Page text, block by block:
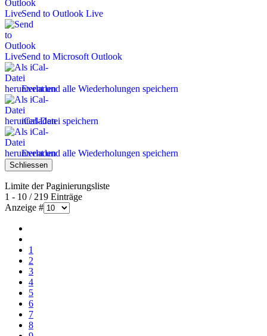
Send to Outlook Live
Send to Microsoft Outlook
Event und alle Wiederholungen speichern
iCal-Datei speichern
Event und alle Wiederholungen speichern
Schliessen
Limite der Paginierungsliste
1 - 10 / 219 Einträge
Anzeige #
1
2
3
4
5
6
7
8